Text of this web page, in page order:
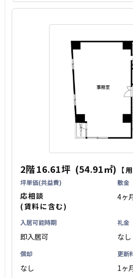
2階16.61坪 (54.91㎡) 【
坪単価(共益費)
応相談
(賃料に含む)
敷金
4ヶ
入居可能時期
即入居可
礼金
なし
償却
なし
更新
1ヶ